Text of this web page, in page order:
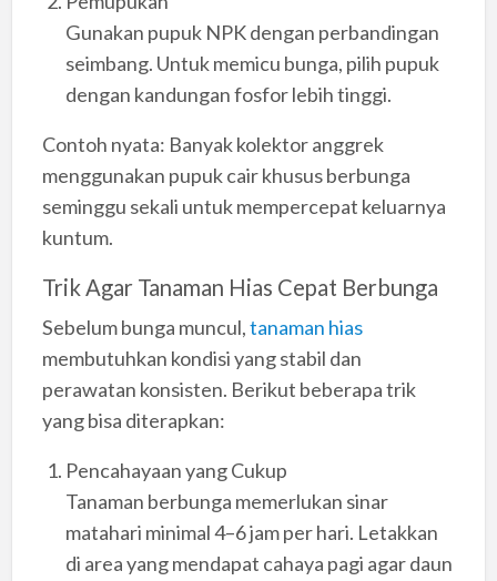
Gunakan pupuk NPK dengan perbandingan
seimbang. Untuk memicu bunga, pilih pupuk
dengan kandungan fosfor lebih tinggi.
Contoh nyata: Banyak kolektor anggrek
menggunakan pupuk cair khusus berbunga
seminggu sekali untuk mempercepat keluarnya
kuntum.
Trik Agar Tanaman Hias Cepat Berbunga
Sebelum bunga muncul,tanaman hias
membutuhkan kondisi yang stabil dan
perawatan konsisten. Berikut beberapa trik
yang bisa diterapkan:
Pencahayaan yang Cukup
Tanaman berbunga memerlukan sinar
matahari minimal 4–6 jam per hari. Letakkan
di area yang mendapat cahaya pagi agar daun